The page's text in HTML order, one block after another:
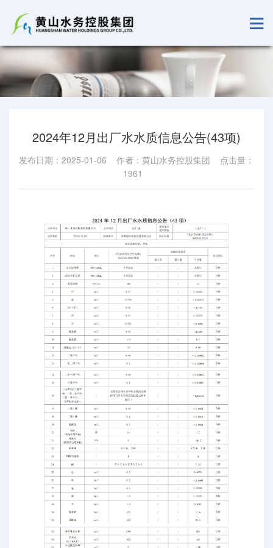
2024年12月出厂水水质信息公告(43项)
发布日期：2025-01-06 作者：黄山水务控股集团 点击量：
1961